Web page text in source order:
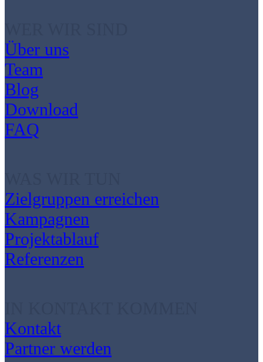
Über uns
Team
Blog
Download
FAQ
Zielgruppen erreichen
Kampagnen
Projektablauf
Referenzen
Kontakt
Partner werden